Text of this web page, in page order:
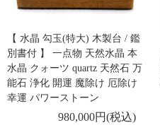
【 水晶 勾玉(特大) 木製台 / 鑑
別書付 】 一点物 天然水晶 本
水晶 クォーツ quartz 天然石 万
能石 浄化 開運 魔除け 厄除け
幸運 パワーストーン
980,000円(税込)